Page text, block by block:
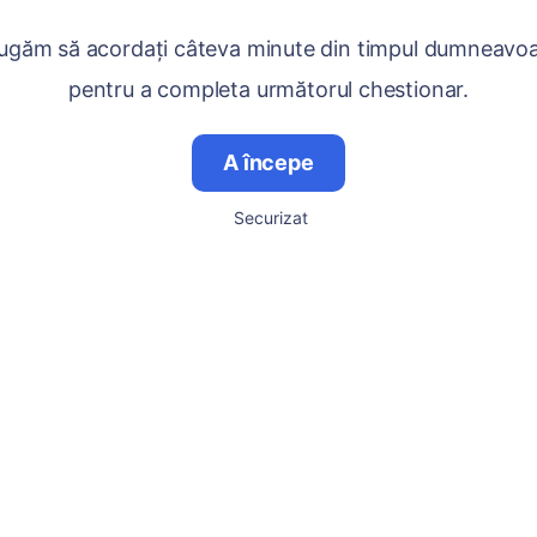
să acordați câteva minute din timpul
pentru a completa următorul chestionar.
A începe
Securizat